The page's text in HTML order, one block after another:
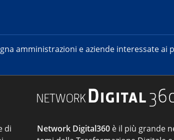
amministrazioni e aziende interessate ai
di
Network Digital360 è il più grande